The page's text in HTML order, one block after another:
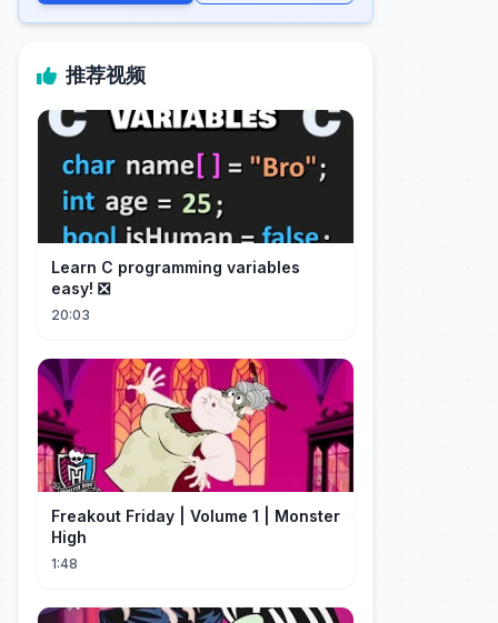
推荐视频
Learn C programming variables
easy! ❎
20:03
Freakout Friday | Volume 1 | Monster
High
1:48